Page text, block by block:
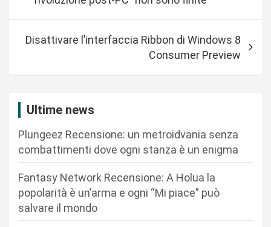
a
Disattivare l’interfaccia Ribbon di Windows 8
Consumer Preview
Ultime news
Plungeez Recensione: un metroidvania senza
combattimenti dove ogni stanza è un enigma
Fantasy Network Recensione: A Holua la
popolarità è un’arma e ogni “Mi piace” può
salvare il mondo